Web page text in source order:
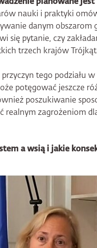
planowane jest
nauki i praktyki
danym obszarom
się pytanie, czy
trzech krajów
tego podziału
potęgować jeszcze
poszukiwanie
realnym zagrożeniom
a wsią i jakie